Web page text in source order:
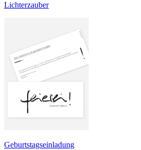
Lichterzauber
Geburtstagseinladung